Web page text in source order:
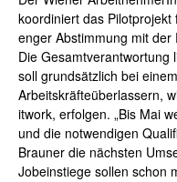
koordiniert das
enger Abstimmung mit
Die Gesamtverantwortung
soll grundsätzlich bei
Arbeitskräfteüberlassern,
itwork, erfolgen. „Bis Mai
und die notwendigen
Brauner die nächsten
Jobeinstiege sollen schon